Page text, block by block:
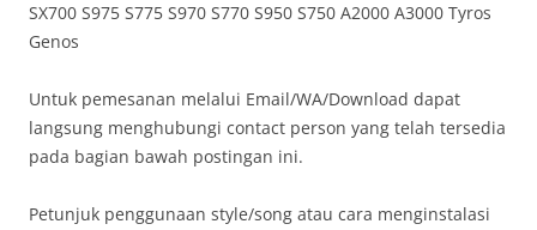
SX700 S975 S775 S970 S770 S950 S750 A2000 A3000 Tyros
Genos
Untuk pemesanan melalui Email/WA/Download dapat
langsung menghubungi contact person yang telah tersedia
pada bagian bawah postingan ini.
Petunjuk penggunaan style/song atau cara menginstalasi